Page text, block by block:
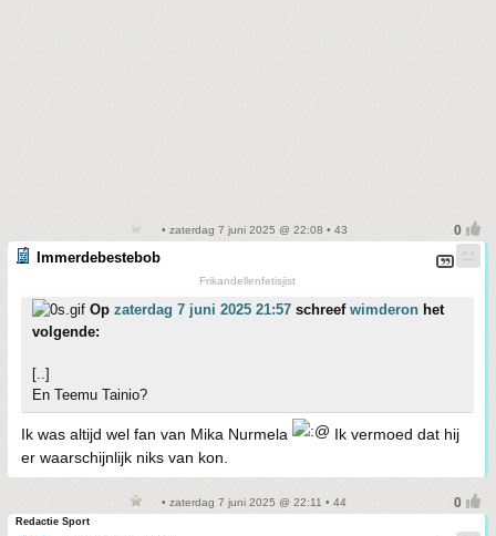
• zaterdag 7 juni 2025 @ 22:08 • 43
Immerdebestebob
Frikandellenfetisjist
Op zaterdag 7 juni 2025 21:57 schreef wimderon het
volgende:
[..]
En Teemu Tainio?
Ik was altijd wel fan van Mika Nurmela
Ik vermoed dat hij
er waarschijnlijk niks van kon.
• zaterdag 7 juni 2025 @ 22:11 • 44
Redactie Sport